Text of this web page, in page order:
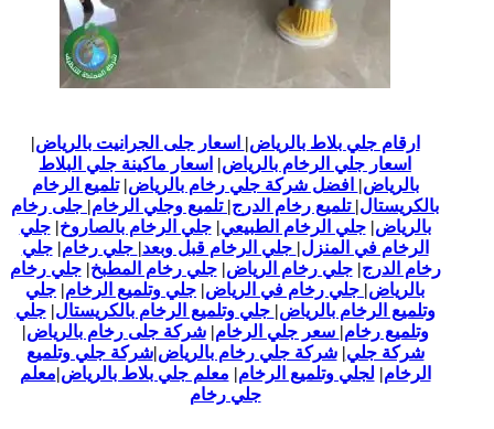
ارقام جلي بلاط بالرياض| اسعار جلى الجرانيت بالرياض|
اسعار جلي الرخام بالرياض| اسعار ماكينة جلي البلاط
بالرياض| افضل شركة جلي رخام بالرياض|تلميع الرخام
بالكريستال| تلميع رخام الدرج| تلميع وجلي الرخام| جلى رخام
بالرياض|جلي الرخام الطبيعي|جلي الرخام بالصاروخ|جلي
الرخام في المنزل| جلي الرخام قبل وبعد| جلي رخام|جلي
رخام الدرج|جلي رخام الرياض|جلي رخام المطبخ|جلي رخام
بالرياض| جلي رخام في الرياض| جلي وتلميع الرخام| جلي
وتلميع الرخام بالرياض| جلي وتلميع الرخام بالكريستال|جلي
وتلميع رخام| سعر جلي الرخام|شركة جلى رخام بالرياض|
شركة جلي|شركة جلي رخام بالرياض|شركة جلي وتلميع
الرخام| لجلي وتلميع الرخام| معلم جلي بلاط بالرياض|معلم
جلي رخام